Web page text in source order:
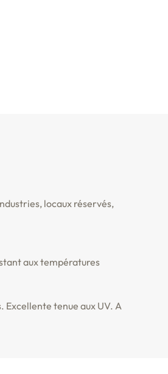
locaux réservés,
aux températures
tenue aux UV. A